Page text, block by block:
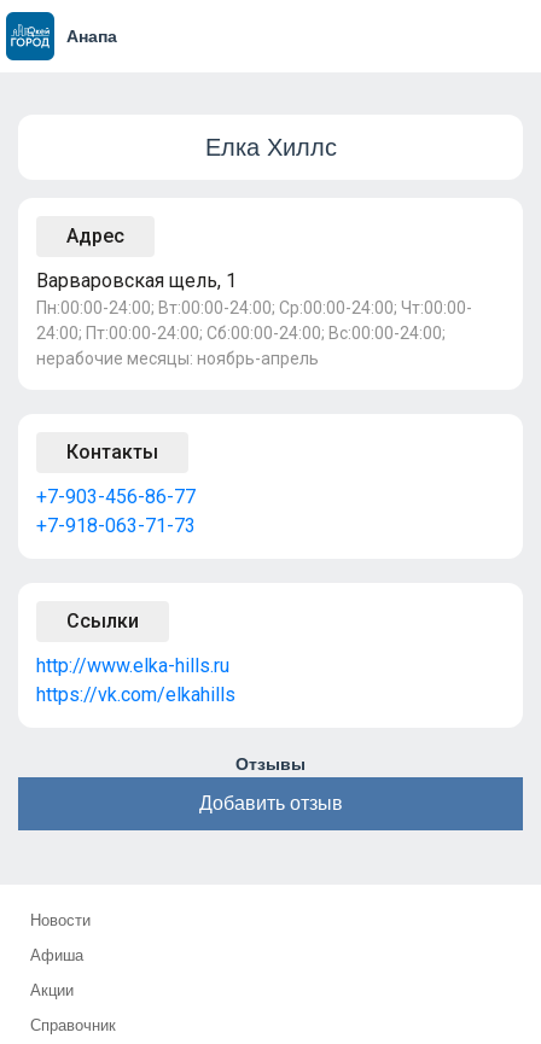
Анапа
Елка Хиллс
Адрес
Варваровская щель, 1
Пн:00:00-24:00; Вт:00:00-24:00; Ср:00:00-24:00; Чт:00:00-
24:00; Пт:00:00-24:00; Сб:00:00-24:00; Вс:00:00-24:00;
нерабочие месяцы: ноябрь-апрель
Контакты
+7-903-456-86-77
+7-918-063-71-73
Ссылки
http://www.elka-hills.ru
https://vk.com/elkahills
Отзывы
Добавить отзыв
Новости
Афиша
Акции
Справочник